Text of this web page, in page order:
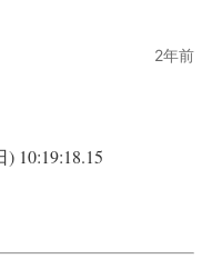
2年前
) 10:19:18.15